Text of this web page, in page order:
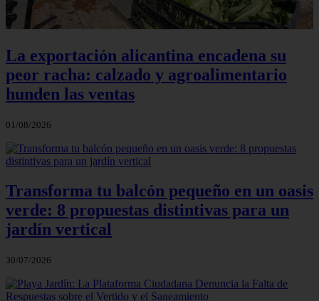
La exportación alicantina encadena su
peor racha: calzado y agroalimentario
hunden las ventas
01/08/2026
Transforma tu balcón pequeño en un oasis
verde: 8 propuestas distintivas para un
jardín vertical
30/07/2026